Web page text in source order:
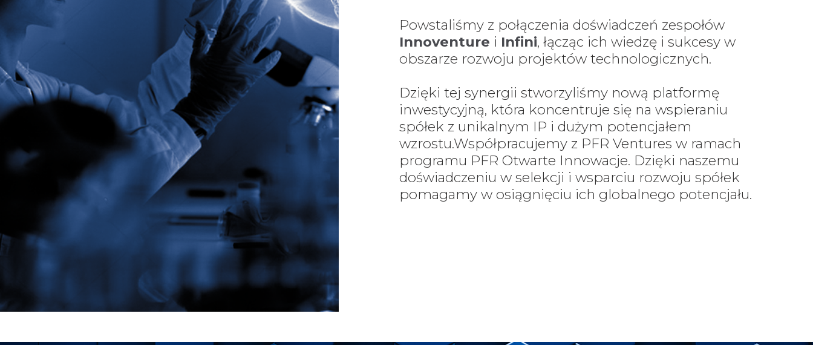
Powstaliśmy z połączenia doświadczeń zespołów
Innoventure i Infini, łącząc ich wiedzę i sukcesy w
obszarze rozwoju projektów technologicznych.
Dzięki tej synergii stworzyliśmy nową platformę
inwestycyjną, która koncentruje się na wspieraniu
spółek z unikalnym IP i dużym potencjałem
wzrostu.Współpracujemy z PFR Ventures w ramach
programu PFR Otwarte Innowacje. Dzięki naszemu
doświadczeniu w selekcji i wsparciu rozwoju spółek
pomagamy w osiągnięciu ich globalnego potencjału.